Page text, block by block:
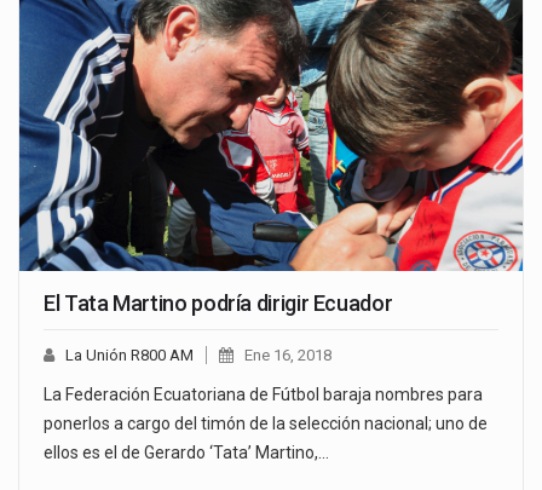
El Tata Martino podría dirigir Ecuador
La Unión R800 AM Ene 16, 2018
La Federación Ecuatoriana de Fútbol baraja nombres para
ponerlos a cargo del timón de la selección nacional; uno de
ellos es el de Gerardo ‘Tata’ Martino,…